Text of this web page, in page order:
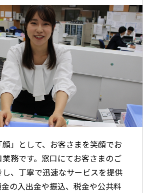
」として、お客さまを笑顔でお
務です。窓口にてお客さまのご
、丁寧で迅速なサービスを提供
金の入出金や振込、税金や公共料